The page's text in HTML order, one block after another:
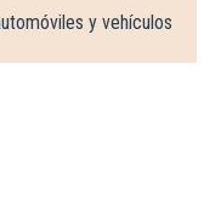
y vehículos